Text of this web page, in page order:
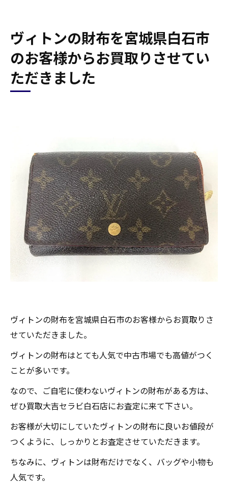
ヴィトンの財布を宮城県白石市
のお客様からお買取りさせてい
ただきました
ヴィトンの財布を宮城県白石市のお客様からお買取りさ
せていただきました。
ヴィトンの財布はとても人気で中古市場でも高値がつく
ことが多いです。
なので、ご自宅に使わないヴィトンの財布がある方は、
ぜひ買取大吉セラビ白石店にお査定に来て下さい。
お客様が大切にしていたヴィトンの財布に良いお値段が
つくように、しっかりとお査定させていただきます。
ちなみに、ヴィトンは財布だけでなく、バッグや小物も
人気です。